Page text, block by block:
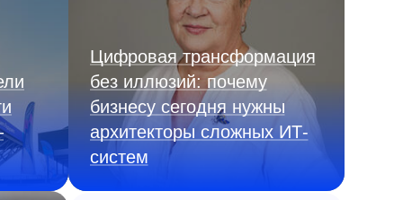
Цифровая трансформация
без иллюзий: почему
бизнесу сегодня нужны
архитекторы сложных ИТ-
систем